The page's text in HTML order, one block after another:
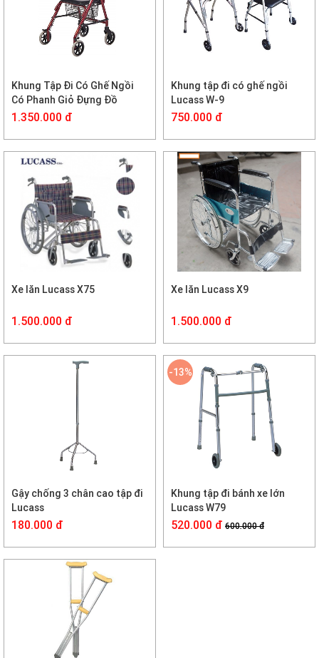
Khung Tập Đi Có Ghế Ngồi
Có Phanh Giỏ Đựng Đồ
LUCASS W14
1.350.000 đ
Khung tập đi có ghế ngồi
Lucass W-9
750.000 đ
Xe lăn Lucass X75
1.500.000 đ
Xe lăn Lucass X9
1.500.000 đ
Gậy chống 3 chân cao tập đi
Lucass
180.000 đ
Khung tập đi bánh xe lớn
Lucass W79
520.000 đ 600.000 đ
-13%